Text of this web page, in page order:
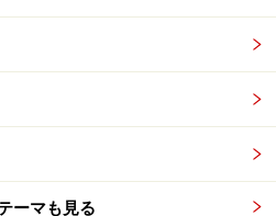
ラストを制作したイラストレ
は、それぞれのイラストを見
双方は類似しない……すなわち
しました。
ーマも見る